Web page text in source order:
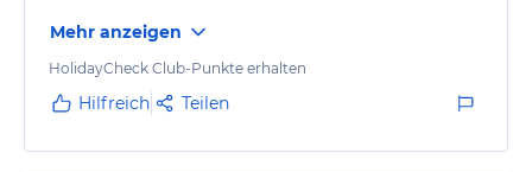
lies vor der Buchung die verbindlichen
jeweiligen Veranstalters.
ideal zum Entspannen. Das Preis-Leistungs-Verhältnis
ist hervorragend. Wir würden dieses Hotel jederzeit
weiterempfehlen und kommen gerne wieder.
Mehr anzeigen
HolidayCheck Club-Punkte erhalten
Hilfreich Teilen